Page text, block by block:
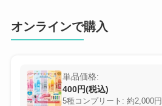
オンラインで購入
単品価格:
400円(税込)
5種コンプリート: 約2,000円